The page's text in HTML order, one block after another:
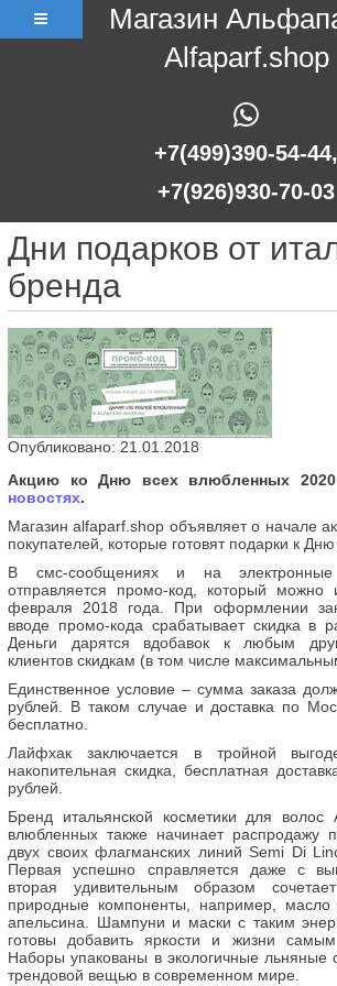
Магазин
Alfaparf.shop
+7(499)390-54-44,
+7(926)930-70-03
Дни подарков от
бренда
Опубликовано: 21.01.2018
Акцию ко Дню всех влюбленных
новостях.
Магазин alfaparf.shop объявляет о начале
покупателей, которые готовят подарки к Дню
В смс-сообщениях и на электронные
отправляется промо-код, который можно
февраля 2018 года. При оформлении
вводе промо-кода срабатывает скидка в
Деньги дарятся вдобавок к любым
клиентов скидкам (в том числе
Единственное условие – сумма заказа
рублей. В таком случае и доставка по
бесплатно.
Лайфхак заключается в тройной
накопительная скидка, бесплатная
рублей.
Бренд итальянской косметики для
влюбленных также начинает распродажу
двух своих флагманских линий Semi Di
Первая успешно справляется даже с
вторая удивительным образом
природные компоненты, например, масло
апельсина. Шампуни и маски с таким
готовы добавить яркости и жизни
Наборы упакованы в экологичные льняные
трендовой вещью в современном мире.